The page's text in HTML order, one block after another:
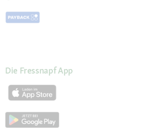
Die Fressnapf App